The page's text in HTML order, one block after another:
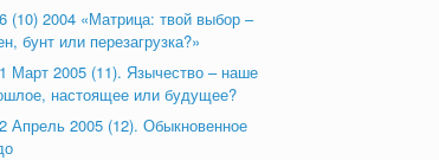
(10) 2004 «Матрица: твой выбор –
бунт или перезагрузка?»
Март 2005 (11). Язычество – наше
настоящее или будущее?
Апрель 2005 (12). Обыкновенное